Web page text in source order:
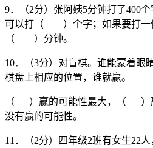
9．（2分）张阿姨5分钟打了400
可以打（ ）个字；如果要打一
（ ）分钟。
10．（3分）对盲棋。谁能蒙着眼
棋盘上相应的位置，谁就赢。
（ ）赢的可能性最大，（ ）
没有赢的可能性。
11．（2分）四年级2班有女生22